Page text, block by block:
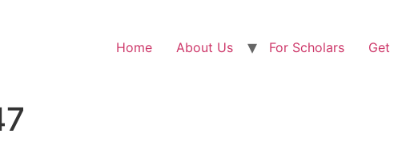
Home About Us For Scholars Get